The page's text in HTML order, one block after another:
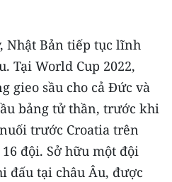
Nhật Bản tiếp tục lĩnh
Tại World Cup 2022,
gieo sầu cho cả Đức và
bảng tử thần, trước khi
trước Croatia trên
đội. Sở hữu một đội
đấu tại châu Âu, được